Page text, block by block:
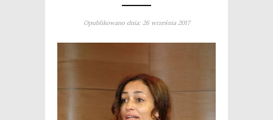
Opublikowano dnia: 26 września 2017